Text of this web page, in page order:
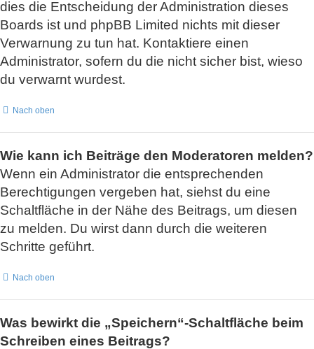
dies die Entscheidung der Administration dieses
Boards ist und phpBB Limited nichts mit dieser
Verwarnung zu tun hat. Kontaktiere einen
Administrator, sofern du die nicht sicher bist, wieso
du verwarnt wurdest.
Nach oben
Wie kann ich Beiträge den Moderatoren melden?
Wenn ein Administrator die entsprechenden
Berechtigungen vergeben hat, siehst du eine
Schaltfläche in der Nähe des Beitrags, um diesen
zu melden. Du wirst dann durch die weiteren
Schritte geführt.
Nach oben
Was bewirkt die „Speichern“-Schaltfläche beim
Schreiben eines Beitrags?